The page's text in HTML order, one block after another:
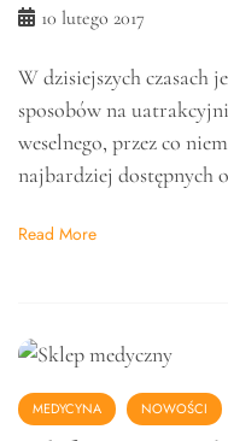
10 lutego 2017
W dzisiejszych czasach
sposobów na
weselnego, przez co
najbardziej dostępnych
Read More
MEDYCYNA NOWOŚCI